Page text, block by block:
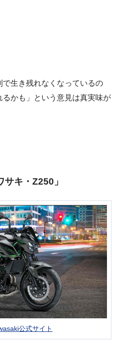
生き残れなくなっているの
かも」という意見は真実味が
キ・Z250」
公式サイト